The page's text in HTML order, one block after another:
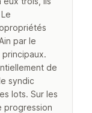
par le
de
syndic
lots. Sur les
progression